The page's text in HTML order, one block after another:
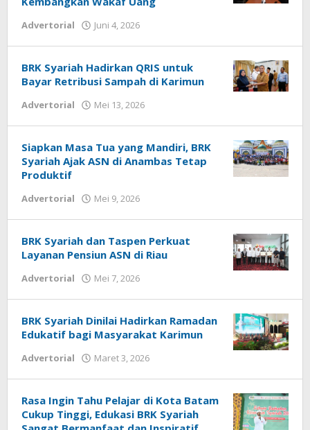
Advertorial Juni 4, 2026
BRK Syariah Hadirkan QRIS untuk
Bayar Retribusi Sampah di Karimun
Advertorial Mei 13, 2026
Siapkan Masa Tua yang Mandiri, BRK
Syariah Ajak ASN di Anambas Tetap
Produktif
Advertorial Mei 9, 2026
BRK Syariah dan Taspen Perkuat
Layanan Pensiun ASN di Riau
Advertorial Mei 7, 2026
BRK Syariah Dinilai Hadirkan Ramadan
Edukatif bagi Masyarakat Karimun
Advertorial Maret 3, 2026
Rasa Ingin Tahu Pelajar di Kota Batam
Cukup Tinggi, Edukasi BRK Syariah